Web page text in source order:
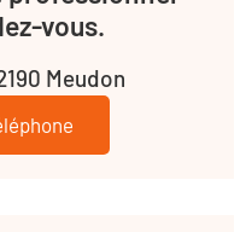
vous.
Meudon